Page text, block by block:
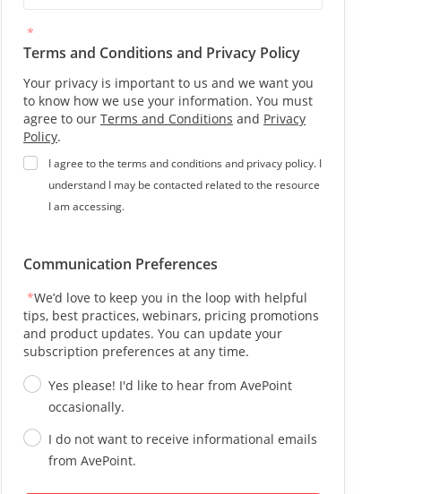
*
Terms and Conditions and Privacy Policy
Your privacy is important to us and we want you
to know how we use your information. You must
agree to our Terms and Conditions and Privacy
Policy.
I agree to the terms and conditions and privacy policy. I
understand I may be contacted related to the resource
I am accessing.
Communication Preferences
*We’d love to keep you in the loop with helpful
tips, best practices, webinars, pricing promotions
and product updates. You can update your
subscription preferences at any time.
Yes please! I'd like to hear from AvePoint
occasionally.
I do not want to receive informational emails
from AvePoint.